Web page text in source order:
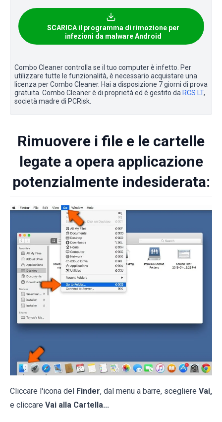
SCARICA il programma di rimozione per
infezioni da malware Android
Combo Cleaner controlla se il tuo computer è infetto. Per
utilizzare tutte le funzionalità, è necessario acquistare una
licenza per Combo Cleaner. Hai a disposizione 7 giorni di prova
gratuita. Combo Cleaner è di proprietà ed è gestito da RCS LT,
società madre di PCRisk.
Rimuovere i file e le cartelle
legate a opera applicazione
potenzialmente indesiderata:
Cliccare l'icona del Finder, dal menu a barre, scegliere Vai,
e cliccare Vai alla Cartella...